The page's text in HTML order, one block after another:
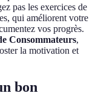
pas les exercices de
qui améliorent votre
vos progrès.
Consommateurs,
la motivation et
bon